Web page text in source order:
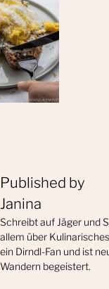
Published by
Janina
Schreibt auf Jäger und
allem über
ein Dirndl-Fan und ist
Wandern begeistert.